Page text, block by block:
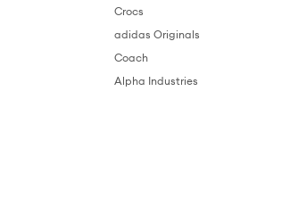
Crocs
adidas Originals
Coach
Alpha Industries